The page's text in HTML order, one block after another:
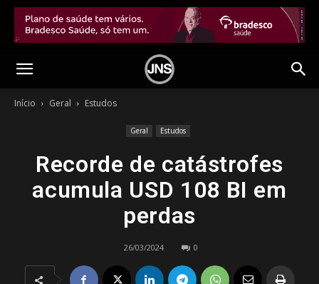
Início Geral Estudos
Geral Estudos
Recorde de catástrofes
acumula USD 108 BI em
perdas
26/03/2024 0